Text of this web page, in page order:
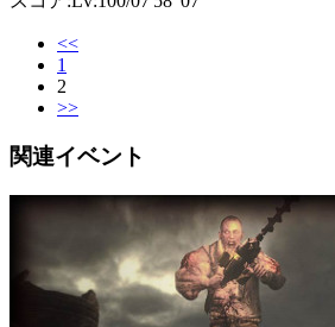
<<
1
2
>>
関連イベント